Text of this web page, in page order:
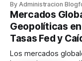
mejoramiento del
dólar, con el Cable
espera de d...
By Administracion
Mercados
Geopolíticas
Tasas Fed y
Los mercados